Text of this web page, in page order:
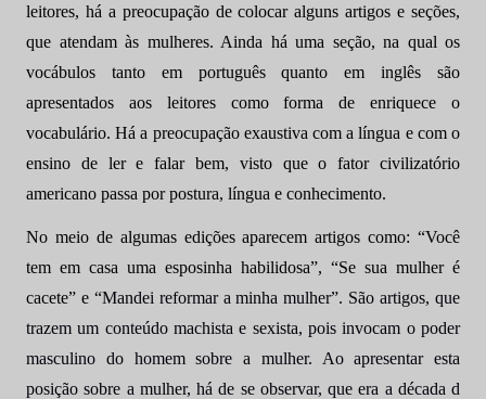
leitores, há a preocupação de colocar alguns artigos e seções,
que atendam às mulheres. Ainda há uma seção, na qual os
vocábulos tanto em português quanto em inglês são
apresentados aos leitores como forma de enriquece o
vocabulário. Há a preocupação exaustiva com a língua e com o
ensino de ler e falar bem, visto que o fator civilizatório
americano passa por postura, língua e conhecimento.
No meio de algumas edições aparecem artigos como: “Você
tem em casa uma esposinha habilidosa”, “Se sua mulher é
cacete” e “Mandei reformar a minha mulher”. São artigos, que
trazem um conteúdo machista e sexista, pois invocam o poder
masculino do homem sobre a mulher. Ao apresentar esta
posição sobre a mulher, há de se observar, que era a década d